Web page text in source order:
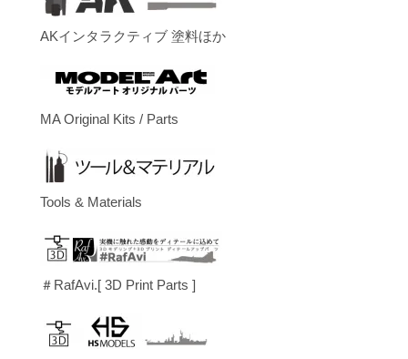
AKインタラクティブ 塗料ほか
MA Original Kits / Parts
Tools & Materials
＃RafAvi.[ 3D Print Parts ]